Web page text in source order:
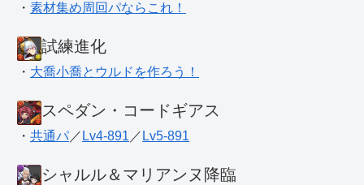
・ 素材集め周回パならこれ！
試練進化
・ 大喬小喬とウルドを作ろう！
スペダン・コードギアス
・ 共通パ ／ Lv4-891 ／ Lv5-891
シャルル＆マリアンヌ降臨